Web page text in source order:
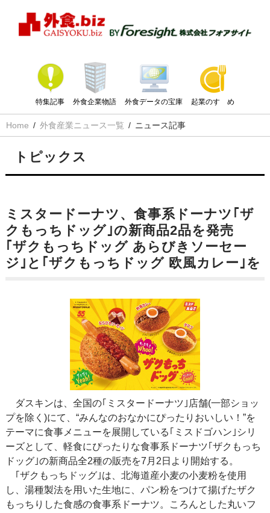
特集記事 外食企業物語 外食データの宝庫 起業のすゝめ
Home 外食産業ニュース一覧 ニュース記事
トピックス
ミスタードーナツ、食事系ドーナツ｢ザ
クもっちドッグ｣の新商品2品を発売
｢ザクもっちドッグ あらびきソーセー
ジ｣と｢ザクもっちドッグ 欧風カレー｣を
ダスキンは、全国の｢ミスタードーナツ｣店舗(一部ショッ
プを除く)にて、“みんなのおなかにぴったりおいしい！”を
テーマに食事メニューを展開している｢ミスドゴハン｣シリ
ーズとして、軽食にぴったりな食事系ドーナツ｢ザクもっち
ドッグ｣の新商品全2種の販売を7月2日より開始する。
｢ザクもっちドッグ｣は、北海道産小麦の小麦粉を使用
し、湯種製法を用いた生地に、パン粉をつけて揚げたザク
もっちりした食感の食事系ドーナツ。ころんとした丸いフ